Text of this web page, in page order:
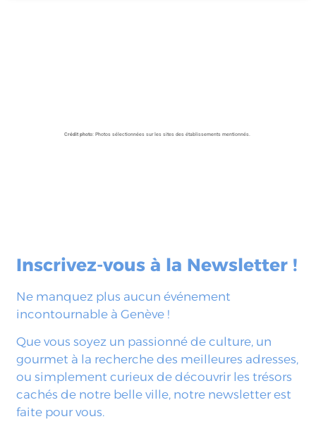
Crédit photo: Photos sélectionnées sur les sites des établissements mentionnés.
Inscrivez-vous à la Newsletter !
Ne manquez plus aucun événement
incontournable à Genève !
Que vous soyez un passionné de culture, un
gourmet à la recherche des meilleures adresses,
ou simplement curieux de découvrir les trésors
cachés de notre belle ville, notre newsletter est
faite pour vous.